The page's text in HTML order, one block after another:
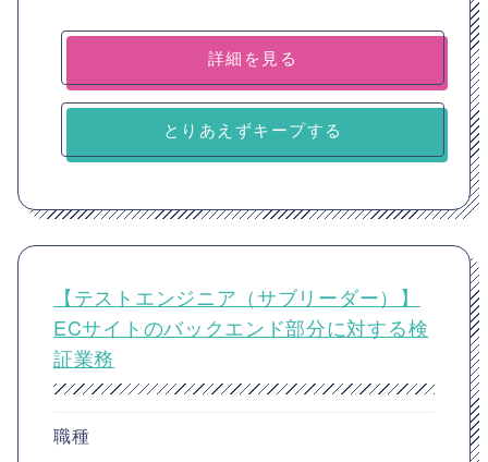
詳細を見る
とりあえずキープする
【テストエンジニア（サブリーダー）】
ECサイトのバックエンド部分に対する検
証業務
職種